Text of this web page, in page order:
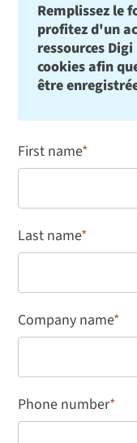
Remplissez le
profitez d'un
ressources
cookies afin
être
First name*
Last name*
Company name*
Phone number*